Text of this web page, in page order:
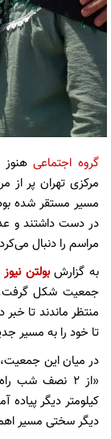
گروه اجتماعیهنوز
مرکزی تهران پر از
مسیر مستقر شده
در دست داشتند و
مراسم را دنبال
به گزارشبولتن نیوز
جمعیت شکل گرفت.
منتظر ماندند تا خبر
تا خود را به مسیر
در میان این
«از ۲ نصف
کیلومتر دیگر پیاده
دیگر سختی مسیر